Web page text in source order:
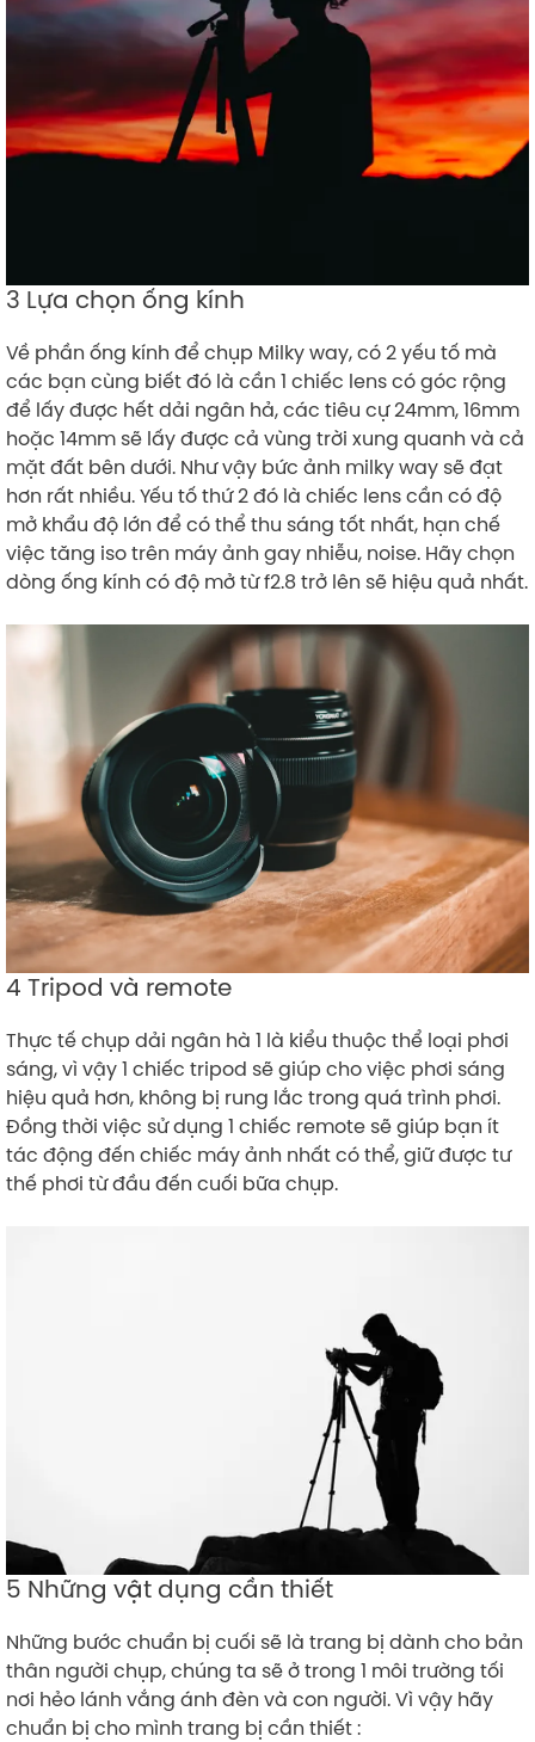
3 Lựa chọn ống kính
Về phần ống kính để chụp Milky way, có 2 yếu tố mà
các bạn cùng biết đó là cần 1 chiếc lens có góc rộng
để lấy được hết dải ngân hả, các tiêu cự 24mm, 16mm
hoặc 14mm sẽ lấy được cả vùng trời xung quanh và cả
mặt đất bên dưới. Như vậy bức ảnh milky way sẽ đạt
hơn rất nhiều. Yếu tố thứ 2 đó là chiếc lens cần có độ
mở khẩu độ lớn để có thể thu sáng tốt nhất, hạn chế
việc tăng iso trên máy ảnh gay nhiễu, noise. Hãy chọn
dòng ống kính có độ mở từ f2.8 trở lên sẽ hiệu quả nhất.
4 Tripod và remote
Thực tế chụp dải ngân hà 1 là kiểu thuộc thể loại phơi
sáng, vì vậy 1 chiếc tripod sẽ giúp cho việc phơi sáng
hiệu quả hơn, không bị rung lắc trong quá trình phơi.
Đồng thời việc sử dụng 1 chiếc remote sẽ giúp bạn ít
tác động đến chiếc máy ảnh nhất có thể, giữ được tư
thế phơi từ đầu đến cuối bữa chụp.
5 Những vật dụng cần thiết
Những bước chuẩn bị cuối sẽ là trang bị dành cho bản
thân người chụp, chúng ta sẽ ở trong 1 môi trường tối
nơi hẻo lánh vắng ánh đèn và con người. Vì vậy hãy
chuẩn bị cho mình trang bị cần thiết :